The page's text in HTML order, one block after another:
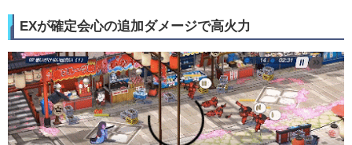
EXが確定会心の追加ダメージで高火力